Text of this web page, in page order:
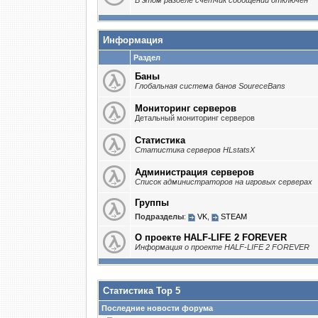
Информация
Раздел
Баны
Глобальная система банов SoureceBans
Мониторинг серверов
Детальный мониторинг серверов
Статистика
Статистика серверов HLstatsX
Администрация серверов
Список администраторов на игровых серверах
Группы
Подразделы: VK STEAM
О проекте HALF-LIFE 2 FOREVER
Информация о проекте HALF-LIFE 2 FOREVER
Статистика Top 5
Последние новости форума